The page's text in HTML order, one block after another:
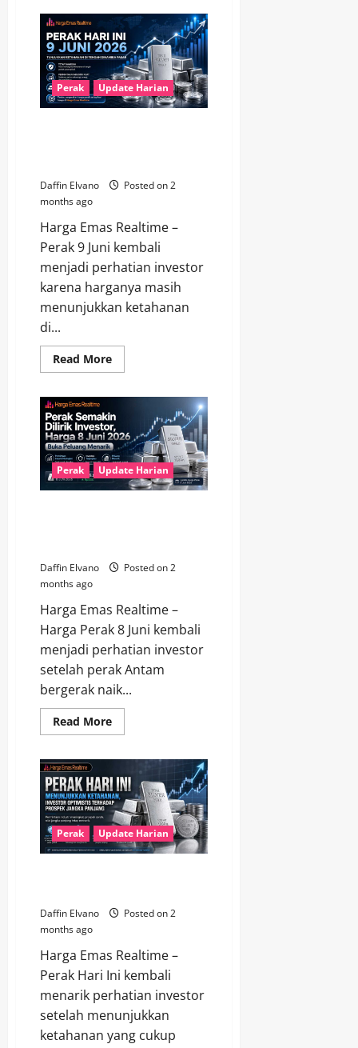
Perak
10
Juni
2026
Tetap
Tangguh
di
Tengah
Pergerakan
Perak Update Harian
Daffin Elvano
Posted on 2
months ago
Harga Emas Realtime –
Perak 9 Juni kembali
menjadi perhatian investor
karena harganya masih
menunjukkan ketahanan
di...
Read MoreRead
more
Ini
9
Juni
2026
Tunjukkan
Ketahanan
di
Tengah
Perak Update Harian
Daffin Elvano
Posted on 2
months ago
Harga Emas Realtime –
Harga Perak 8 Juni kembali
menjadi perhatian investor
setelah perak Antam
bergerak naik...
Read MoreRead
more
Dilirik
Investor,
Harga
8
Juni
2026
Buka
Peluang
Perak Update Harian
Daffin Elvano
Posted on 2
months ago
Harga Emas Realtime –
Perak Hari Ini kembali
menarik perhatian investor
setelah menunjukkan
ketahanan yang cukup